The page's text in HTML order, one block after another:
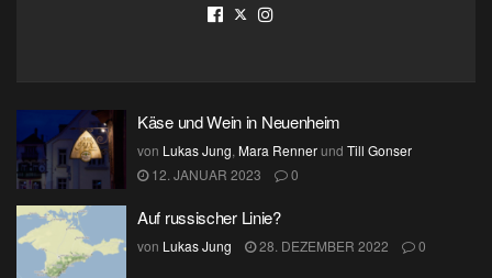
Käse und Wein in Neuenheim
von Lukas Jung, Mara Rennerund Till Gonser
12. JANUAR 2023
0
Auf russischer Linie?
von Lukas Jung 28. DEZEMBER 2022 0